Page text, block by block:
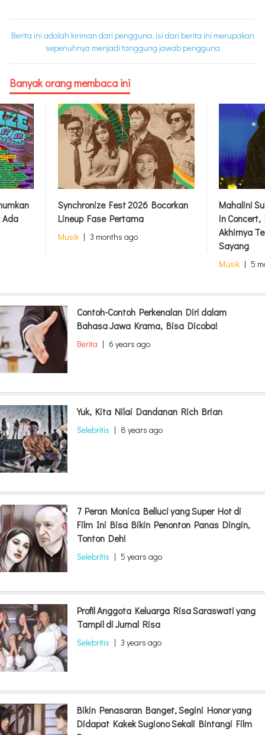
Berita ini adalah kiriman dari pengguna, isi dari berita ini merupakan
sepenuhnya menjadi tanggung jawab pengguna
Banyak orang membaca ini
Ada
Synchronize Fest 2026 Bocorkan
Lineup Fase Pertama
Musik | 3 months ago
Mahalini
in
Akhirnya
Sayang
Musik | 5
Contoh-Contoh Perkenalan Diri dalam
Bahasa Jawa Krama, Bisa Dicoba!
Berita | 6 years ago
Yuk, Kita Nilai Dandanan Rich Brian
Selebritis | 8 years ago
7 Peran Monica Belluci yang Super Hot di
Film Ini Bisa Bikin Penonton Panas Dingin,
Tonton Deh!
Selebritis | 5 years ago
Profil Anggota Keluarga Risa Saraswati yang
Tampil di Jurnal Risa
Selebritis | 3 years ago
Bikin Penasaran Banget, Segini Honor yang
Didapat Kakek Sugiono Sekali Bintangi Film